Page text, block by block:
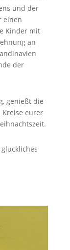
und der
einen
Kinder mit
an
der
genießt die
eurer